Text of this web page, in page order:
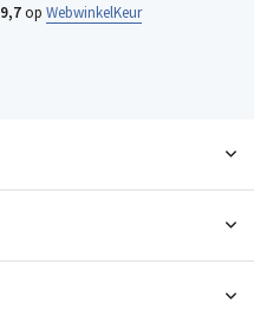
9,7op WebwinkelKeur